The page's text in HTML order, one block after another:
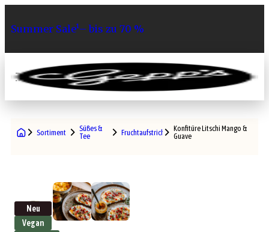
Summer Sale¹– bis zu 70 %
0
Sortiment
Süßes &
Tee
Fruchtaufstriche Konfitüre Litschi Mango &
Guave
Neu
Vegan